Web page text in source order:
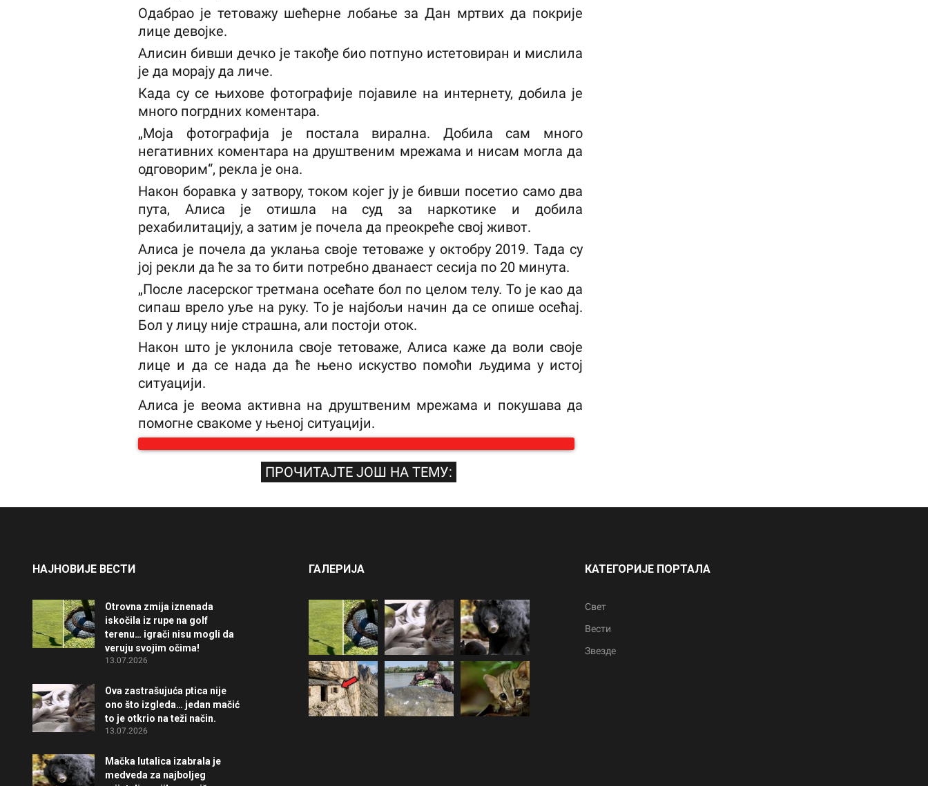
Одабрао је тетоважу шећерне лобање за Дан мртвих да покрије
лице девојке.
Алисин бивши дечко је такође био потпуно истетовиран и мислила
је да морају да личе.
Када су се њихове фотографије појавиле на интернету, добила је
много погрдних коментара.
„Моја фотографија је постала вирална. Добила сам много
негативних коментара на друштвеним мрежама и нисам могла да
одговорим“, рекла је она.
Након боравка у затвору, током којег ју је бивши посетио само два
пута, Алиса је отишла на суд за наркотике и добила
рехабилитацију, а затим је почела да преокреће свој живот.
Алиса је почела да уклања своје тетоваже у октобру 2019. Тада су
јој рекли да ће за то бити потребно дванаест сесија по 20 минута.
„После ласерског третмана осећате бол по целом телу. То је као да
сипаш врело уље на руку. То је најбољи начин да се опише осећај.
Бол у лицу није страшна, али постоји оток.
Након што је уклонила своје тетоваже, Алиса каже да воли своје
лице и да се нада да ће њено искуство помоћи људима у истој
ситуацији.
Алиса је веома активна на друштвеним мрежама и покушава да
помогне свакоме у њеној ситуацији.
ПРОЧИТАЈТЕ ЈОШ НА ТЕМУ:
НАЈНОВИЈЕ ВЕСТИ
Otrovna zmija iznenada
iskočila iz rupe na golf
terenu… igrači nisu mogli da
veruju svojim očima!
13.07.2026
Ova zastrašujuća ptica nije
ono što izgleda… jedan mačić
to je otkrio na teži način.
13.07.2026
Mačka lutalica izabrala je
medveda za najboljeg
ГАЛЕРИЈА КАТЕГОРИЈЕ ПОРТАЛА
Свет
Вести
Звезде